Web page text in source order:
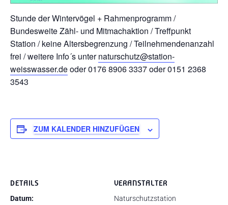
Stunde der Wintervögel + Rahmenprogramm /
Bundesweite Zähl- und Mitmachaktion / Treffpunkt
Station / keine Altersbegrenzung / Teilnehmendenanzahl
frei / weitere Info´s unternaturschutz@station-
weisswasser.deoder 0176 8906 3337 oder 0151 2368
3543
ZUM KALENDER HINZUFÜGEN
DETAILS
Datum:
VERANSTALTER
Naturschutzstation